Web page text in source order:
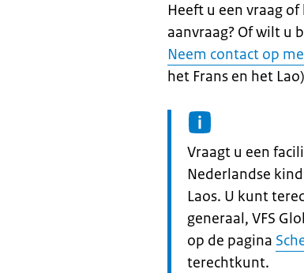
Heeft u een vraag
aanvraag? Of wilt u
Neem contact op
het Frans en het
Informatie:
Vraagt u een
Nederlandse
Laos. U kunt
generaal, VFS
op de pagina
terechtkunt.